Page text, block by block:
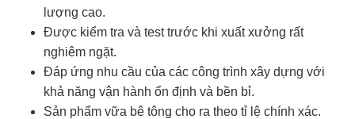
lượng cao.
Được kiểm tra và test trước khi xuất xưởng rất
nghiêm ngặt.
Đáp ứng nhu cầu của các công trình xây dựng với
khả năng vận hành ổn định và bền bỉ.
Sản phẩm vữa bê tông cho ra theo tỉ lệ chính xác.